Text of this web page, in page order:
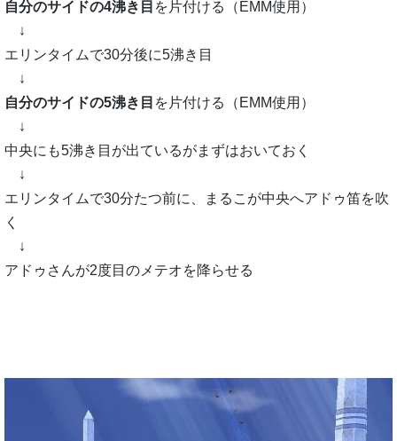
自分のサイドの4沸き目 を片付ける（EMM使用）
↓
エリンタイムで30分後に5沸き目
↓
自分のサイドの5沸き目 を片付ける（EMM使用）
↓
中央にも5沸き目が出ているがまずはおいておく
↓
エリンタイムで30分たつ前に、まるこが中央へアドゥ笛を吹
く
↓
アドゥさんが2度目のメテオを降らせる